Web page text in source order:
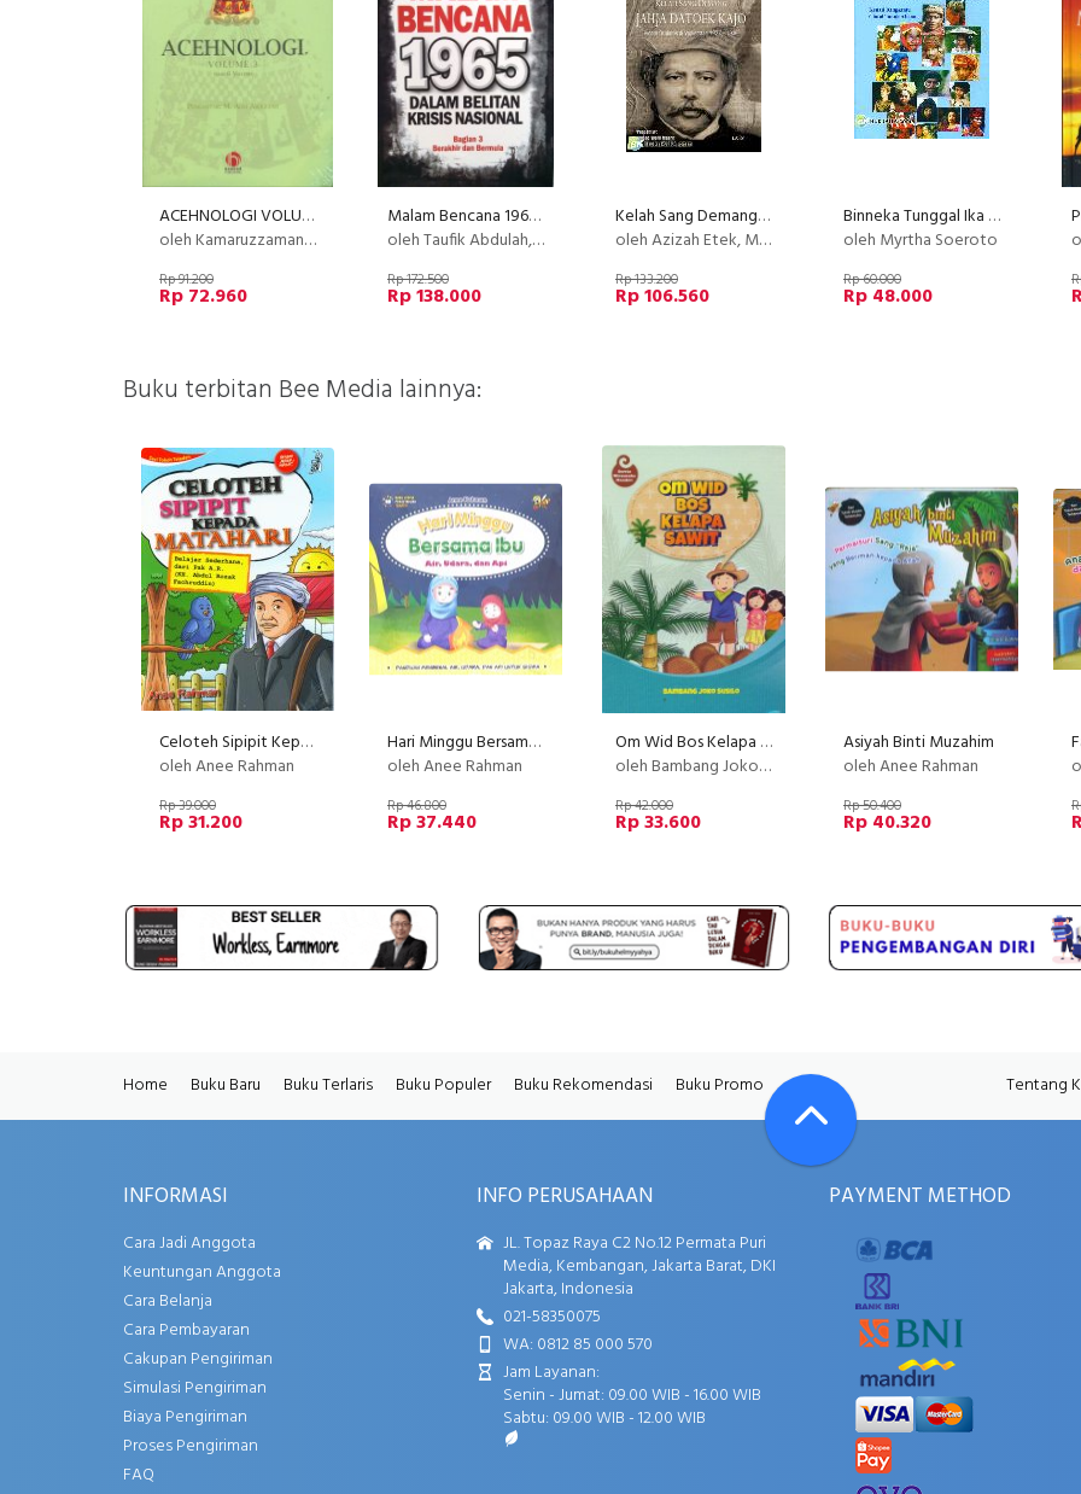
ACEHNOLOGI VOLUME 3 DARI 6 VOLUME
oleh Kamaruzzaman Bustamam - Ahmad, Ph.D
Rp 91.200
Rp 72.960
Malam Bencana 1965 Bagian 3 (Disc 50%)
oleh Taufik Abdulah, Sukri Abdurrachman, Restu Gunawan
Rp 172.500
Rp 138.000
Kelah Sang Demang Jahja Datoek
oleh Azizah Etek, Mursyid A.M., dan Arfan B.R
Rp 133.200
Rp 106.560
Binneka Tunggal Ika : Kenali Bangsamu Cintai Tanah Airmu
oleh Myrtha Soeroto
Rp 60.000
Rp 48.000
Buku terbitan Bee Media lainnya:
Celoteh Sipipit Kepada Matahari
oleh Anee Rahman
Rp 39.000
Rp 31.200
Hari Minggu Bersama Ibu (AIr, Udara, dan Api)
oleh Anee Rahman
Rp 46.800
Rp 37.440
Om Wid Bos Kelapa Sawit
oleh Bambang Joko Susilo
Rp 42.000
Rp 33.600
Asiyah Binti Muzahim
oleh Anee Rahman
Rp 50.400
Rp 40.320
Home Buku Baru Buku Terlaris Buku Populer Buku Rekomendasi Buku Promo Tentang
INFORMASI
Cara Jadi Anggota
Keuntungan Anggota
Cara Belanja
Cara Pembayaran
Cakupan Pengiriman
Simulasi Pengiriman
Biaya Pengiriman
Proses Pengiriman
FAQ
INFO PERUSAHAAN
JL. Topaz Raya C2 No.12 Permata Puri
Media, Kembangan, Jakarta Barat, DKI
Jakarta, Indonesia
021-58350075
WA: 0812 85 000 570
Jam Layanan:
Senin - Jumat: 09.00 WIB - 16.00 WIB
Sabtu: 09.00 WIB - 12.00 WIB
PAYMENT METHOD